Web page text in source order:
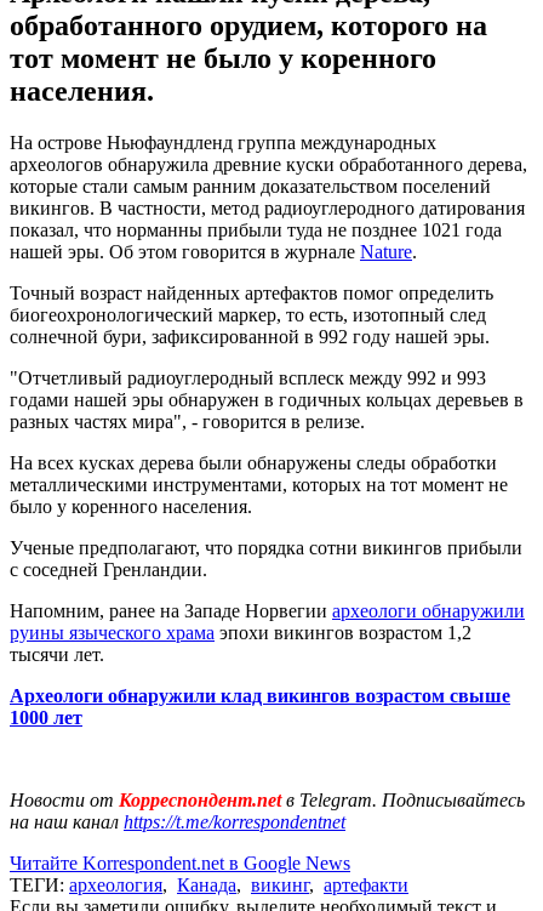
обработанного орудием, которого на
тот момент не было у коренного
населения.
На острове Ньюфаундленд группа международных
археологов обнаружила древние куски обработанного дерева,
которые стали самым ранним доказательством поселений
викингов. В частности, метод радиоуглеродного датирования
показал, что норманны прибыли туда не позднее 1021 года
нашей эры. Об этом говорится в журнале Nature.
Точный возраст найденных артефактов помог определить
биогеохронологический маркер, то есть, изотопный след
солнечной бури, зафиксированной в 992 году нашей эры.
"Отчетливый радиоуглеродный всплеск между 992 и 993
годами нашей эры обнаружен в годичных кольцах деревьев в
разных частях мира", - говорится в релизе.
На всех кусках дерева были обнаружены следы обработки
металлическими инструментами, которых на тот момент не
было у коренного населения.
Ученые предполагают, что порядка сотни викингов прибыли
с соседней Гренландии.
Напомним, ранее на Западе Норвегии археологи обнаружили
руины языческого храма эпохи викингов возрастом 1,2
тысячи лет.
Археологи обнаружили клад викингов возрастом свыше
1000 лет
Новости от Корреспондент.netв Telegram. Подписывайтесь
на наш канал https://t.me/korrespondentnet
Читайте Korrespondent.net в Google News
ТЕГИ: археология, Канада, викинг, артефакти
Если вы заметили ошибку, выделите необходимый текст и